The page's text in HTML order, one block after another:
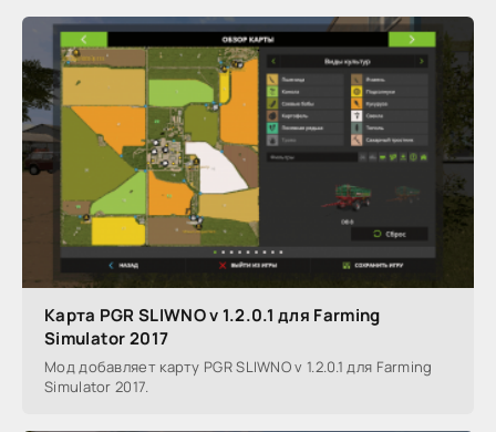
Карта PGR SLIWNO v 1.2.0.1 для Farming
Simulator 2017
Мод добавляет карту PGR SLIWNO v 1.2.0.1 для Farming
Simulator 2017.